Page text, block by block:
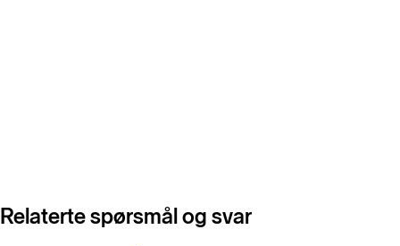
Relaterte spørsmål og svar